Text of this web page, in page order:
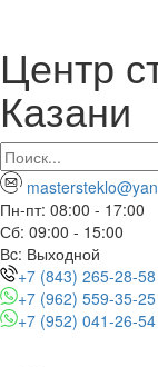
Центр
Казани
Пн-пт: 08:00 - 17:00
Сб: 09:00 - 15:00
Вc: Выходной
+7 (843) 265-28-58
+7 (962) 559-35-25
+7 (952) 041-26-54